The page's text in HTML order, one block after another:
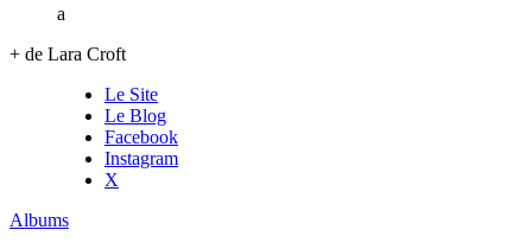
a
+ de Lara Croft
Le Site
Le Blog
Facebook
Instagram
X
Albums